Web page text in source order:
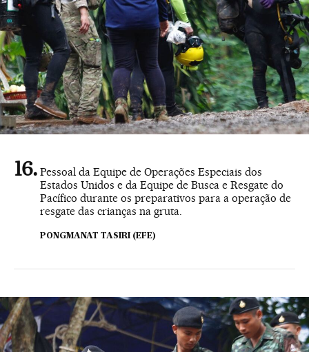
Pessoal da Equipe de Operações Especiais dos
Estados Unidos e da Equipe de Busca e Resgate do
Pacífico durante os preparativos para a operação de
resgate das crianças na gruta.
PONGMANAT TASIRI (EFE)